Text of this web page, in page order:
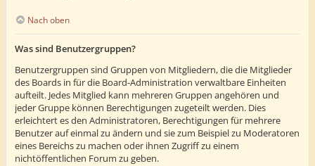
Nach oben
Was sind Benutzergruppen?
Benutzergruppen sind Gruppen von Mitgliedern, die die Mitglieder
des Boards in für die Board-Administration verwaltbare Einheiten
aufteilt. Jedes Mitglied kann mehreren Gruppen angehören und
jeder Gruppe können Berechtigungen zugeteilt werden. Dies
erleichtert es den Administratoren, Berechtigungen für mehrere
Benutzer auf einmal zu ändern und sie zum Beispiel zu Moderatoren
eines Bereichs zu machen oder ihnen Zugriff zu einem
nichtöffentlichen Forum zu geben.